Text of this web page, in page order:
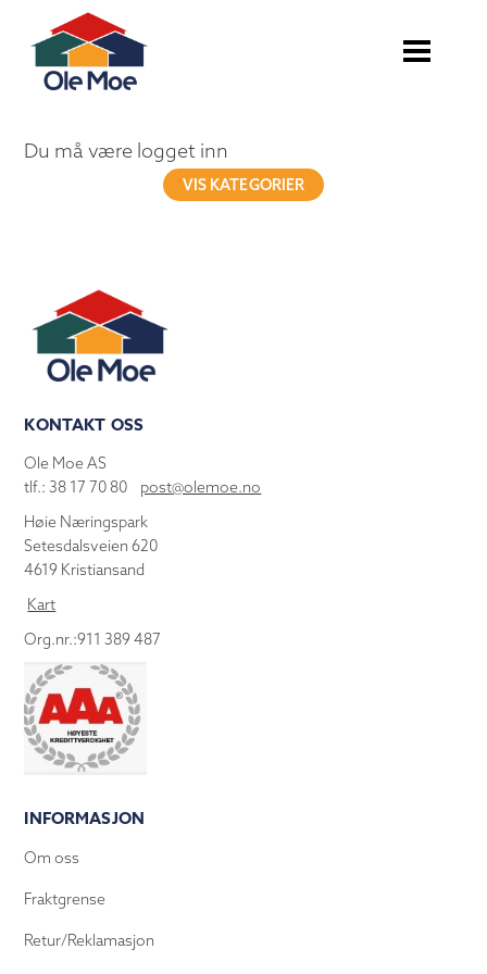
Du må være logget inn
VIS KATEGORIER
KONTAKT OSS
Ole Moe AS
tlf.: 38 17 70 80 post@olemoe.no
Høie Næringspark
Setesdalsveien 620
4619 Kristiansand
Kart
Org.nr.:911 389 487
INFORMASJON
Om oss
Fraktgrense
Retur/Reklamasjon